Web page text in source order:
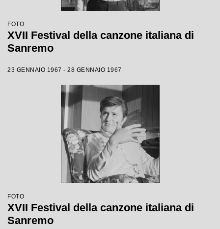
FOTO
XVII Festival della canzone italiana di
Sanremo
23 GENNAIO 1967 - 28 GENNAIO 1967
FOTO
XVII Festival della canzone italiana di
Sanremo